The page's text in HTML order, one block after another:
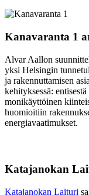
Kanavaranta 1
Alvar Aallon
yksi Helsingin
ja rakennuttamisen
kehityksessä:
monikäyttöinen
huomioitiin
energiavaatimukset.
Katajanokan
Katajanokan Laituri